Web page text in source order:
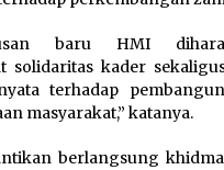
baru HMI
solidaritas kader
terhadap
masyarakat,” katanya.
berlangsung